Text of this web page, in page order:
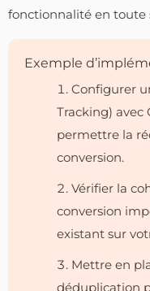
fonctionnalité en toute
Exemple
Configurer
Tracking) avec
permettre la
conversion.
Vérifier la
conversion
existant sur
Mettre en
déduplication